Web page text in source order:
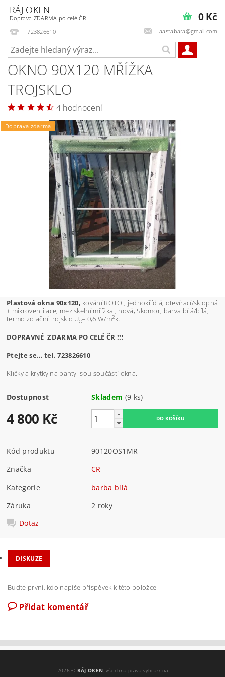
RÁJ OKEN
Doprava ZDARMA po celé ČR
723826610
aastabara@gmail.com
0 Kč
OKNO 90X120 MŘÍŽKA
TROJSKLO
4 hodnocení
Doprava zdarma
Plastová okna 90x120, kování ROTO , jednokřídlá, otevírací/sklopná
+ mikroventilace, meziskelní mřížka , nová, 5komor, barva bílá/bílá,
termoizolační trojsklo Ug= 0,6 W/m2k.
DOPRAVNÉ ZDARMA PO CELÉ ČR !!!
Ptejte se… tel. 723826610
Kličky a krytky na panty jsou součástí okna.
Dostupnost Skladem (9 ks)
4 800 Kč
Kód produktu
90120OS1MR
Značka
CR
Kategorie
barba bílá
Záruka
2 roky
Dotaz
DISKUZE
Buďte první, kdo napíše příspěvek k této položce.
Přidat komentář
2026 © RÁJ OKEN , všechna práva vyhrazena